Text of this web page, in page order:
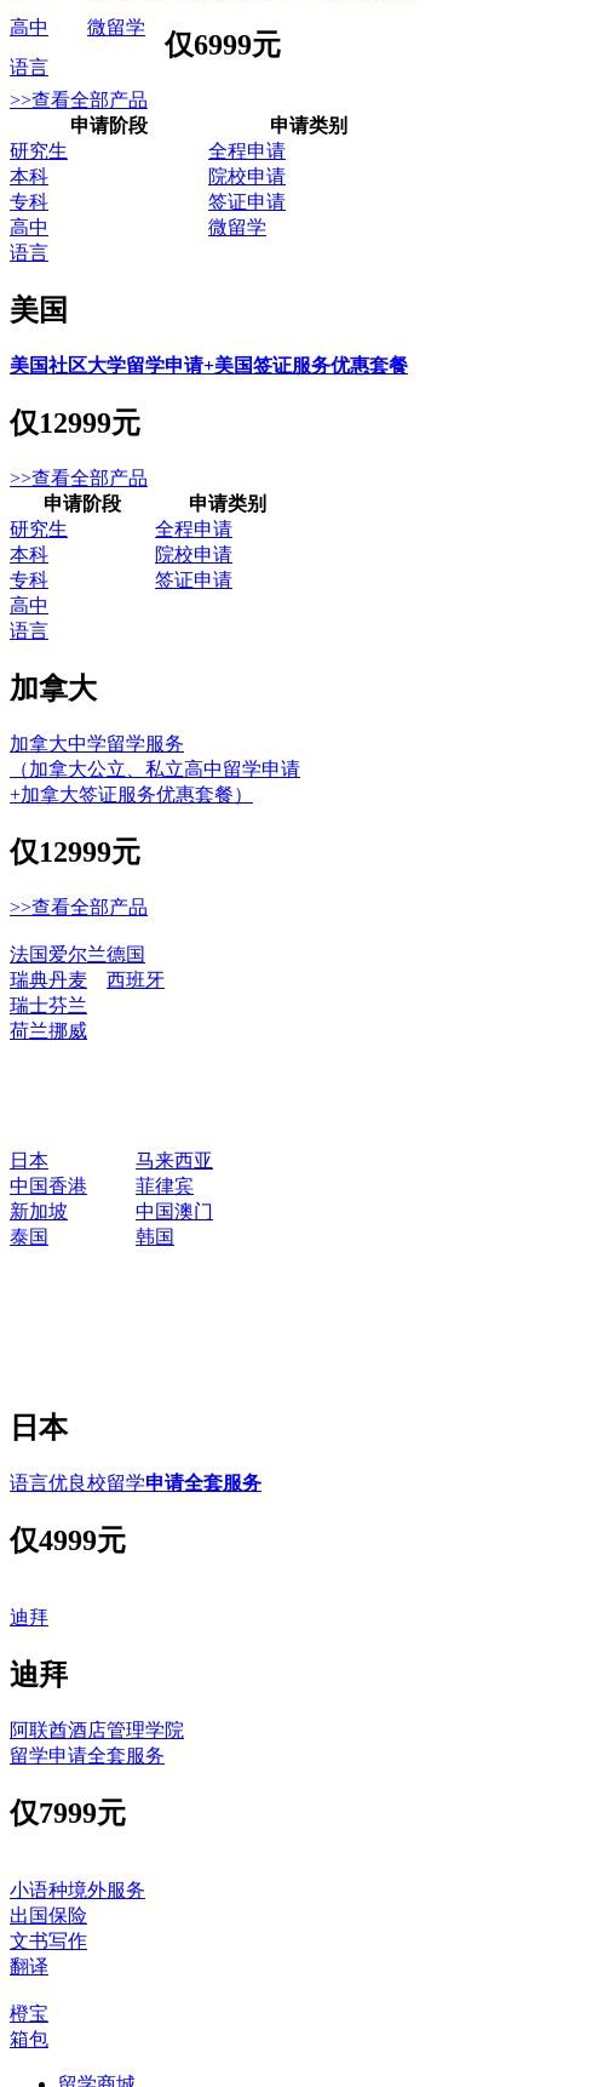
仅6999元
高中
微留学
语言
>>查看全部产品
申请阶段
申请类别
研究生
全程申请
本科
院校申请
专科
签证申请
高中
微留学
语言
美国
美国社区大学留学申请+美国签证服务优惠套餐
仅12999元
>>查看全部产品
申请阶段
申请类别
研究生
全程申请
本科
院校申请
专科
签证申请
高中
语言
加拿大
加拿大中学留学服务
（加拿大公立、私立高中留学申请
+加拿大签证服务优惠套餐）
仅12999元
>>查看全部产品
法国爱尔兰德国
瑞典丹麦
西班牙
瑞士芬兰
荷兰挪威
日本
马来西亚
中国香港
菲律宾
新加坡
中国澳门
泰国
韩国
日本
语言优良校留学申请全套服务
仅4999元
迪拜
迪拜
阿联酋酒店管理学院
留学申请全套服务
仅7999元
小语种境外服务
出国保险
文书写作
翻译
橙宝
箱包